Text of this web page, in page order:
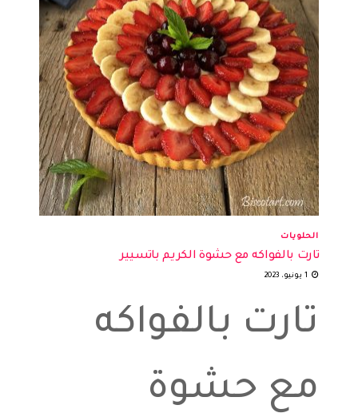
الحلويات
تارت بالفواكه مع حشوة الكريم باتسيير
تارت بالفواكه
مع حشوة